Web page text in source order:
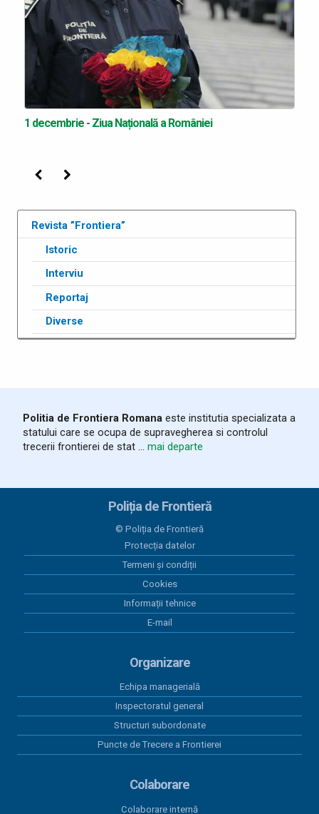
1 decembrie - Ziua Națională a României
Precedenta
Revista ”Frontiera”
Istoric
Interviu
Reportaj
Diverse
Politia de Frontiera Romana este institutia specializata a
statului care se ocupa de supravegherea si controlul
trecerii frontierei de stat ... mai departe
Poliția de Frontieră
© Poliția de Frontieră
Protecția datelor
Termeni și condiții
Cookies
Informații tehnice
E-mail
Organizare
Echipa managerială
Inspectoratul general
Structuri subordonate
Puncte de Trecere a Frontierei
Colaborare
Colaborare internă